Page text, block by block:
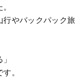
やバックパック旅
。